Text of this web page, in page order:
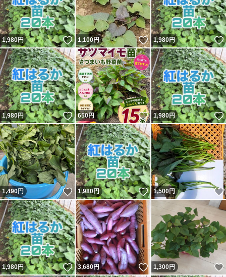
1,980円 いいね！
1,100円 いいね！
1,980円
1,980円 いいね！
650円 いいね！
1,980円
1,490円 いいね！
1,980円 いいね！
1,500円
1,980円 いいね！
3,680円 いいね！
1,300円